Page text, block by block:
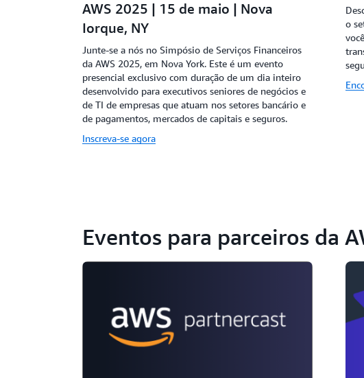
AWS 2025 | 15 de maio | Nova
Iorque, NY
Junte-se a nós no Simpósio de Serviços Financeiros
da AWS 2025, em Nova York. Este é um evento
presencial exclusivo com duração de um dia inteiro
desenvolvido para executivos seniores de negócios e
de TI de empresas que atuam nos setores bancário e
de pagamentos, mercados de capitais e seguros.
Inscreva-se agora
o
Eventos para parceiros da